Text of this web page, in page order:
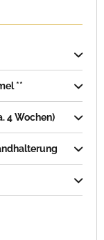
**
4 Wochen)